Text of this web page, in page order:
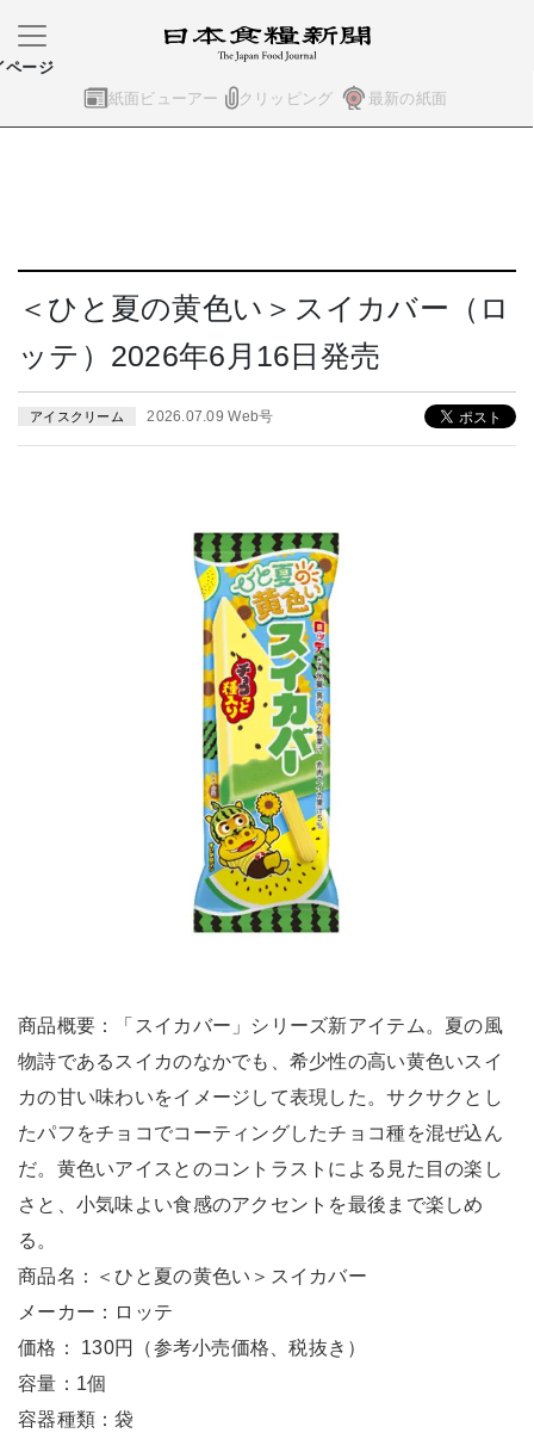
紙面ビューアー クリッピング 最新の紙面
ページ
＜ひと夏の黄色い＞スイカバー（ロ
ッテ）2026年6月16日発売
アイスクリーム 2026.07.09 Web号
商品概要：「スイカバー」シリーズ新アイテム。夏の風
物詩であるスイカのなかでも、希少性の高い黄色いスイ
カの甘い味わいをイメージして表現した。サクサクとし
たパフをチョコでコーティングしたチョコ種を混ぜ込ん
だ。黄色いアイスとのコントラストによる見た目の楽し
さと、小気味よい食感のアクセントを最後まで楽しめ
る。
商品名：＜ひと夏の黄色い＞スイカバー
メーカー：ロッテ
価格： 130円（参考小売価格、税抜き）
容量：1個
容器種類：袋